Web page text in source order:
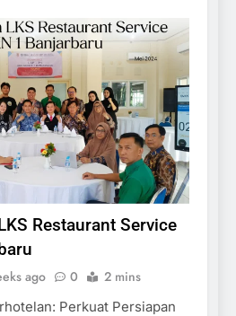
Restaurant Service
ago 0 2 mins
Perkuat Persiapan